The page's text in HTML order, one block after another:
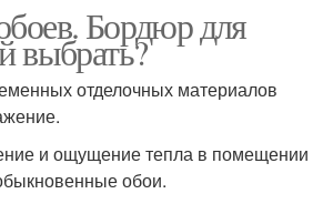
Бордюр для
выбрать?
отделочных материалов
и ощущение тепла в помещении
обои.